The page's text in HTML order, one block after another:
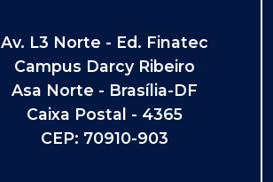
Av. L3 Norte - Ed. Finatec
Campus Darcy Ribeiro
Asa Norte - Brasília-DF
Caixa Postal - 4365
CEP: 70910-903